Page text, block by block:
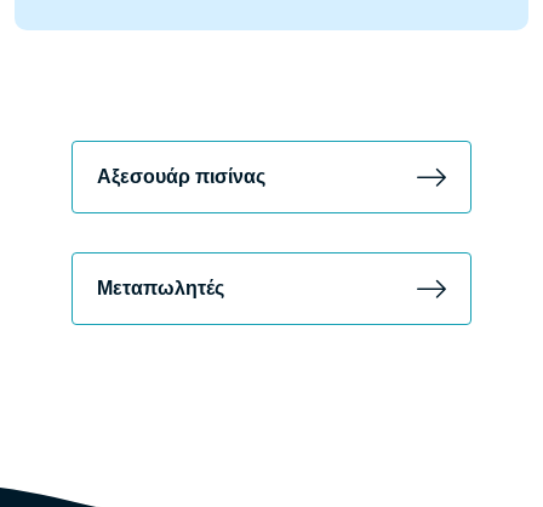
Αξεσουάρ πισίνας
Μεταπωλητές